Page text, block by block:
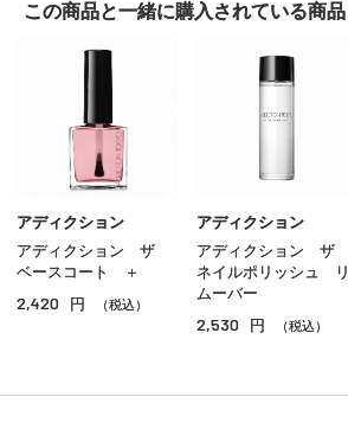
アイブロウ
マスカラ
グロス
チーク
シェーディング・ハイライト
その他のメイクアップ
この商品と一緒に購入されている商品
アディクション
アディクション ザ
ベースコート ＋
2,420 円 （税込）
アディクション
アディクション ザ
ネイルポリッシュ リ
ムーバー
2,530 円 （税込）